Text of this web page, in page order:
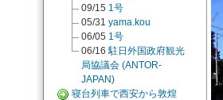
09/15 1号
05/31 yama.kou
06/05 1号
06/16駐日外国政府観光
局協議会 (ANTOR-
JAPAN)
寝台列車で西安から敦煌